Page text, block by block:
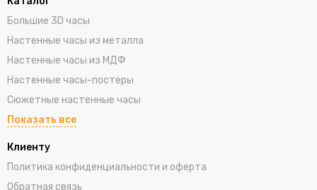
Большие 3D часы
Настенные часы из металла
Настенные часы из МДФ
Настенные часы-постеры
Сюжетные настенные часы
Показать все
Клиенту
Политика конфиденциальности и оферта
Обратная связь